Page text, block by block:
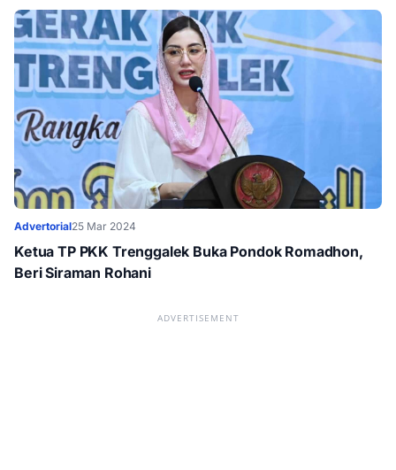
Advertorial25 Mar 2024
Ketua TP PKK Trenggalek Buka Pondok Romadhon,
Beri Siraman Rohani
ADVERTISEMENT